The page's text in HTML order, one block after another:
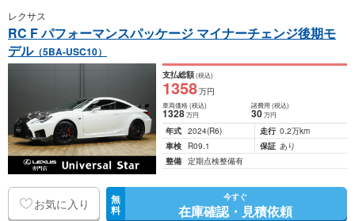
レクサス
RC F パフォーマンスパッケージ マイナーチェンジ後期モ
デル（5BA-USC10）
支払総額(税込)
1358万円
車両価格(税込)
1328万円
諸費用 (税込)
30 万円
年式 2024(R6) 走行 0.2万km
車検
R09.1 保証 あり
整備 定期点検整備有
お気に入り 無
料
今すぐ
在庫確認・見積依頼